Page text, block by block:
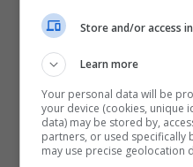
Store and/or access
Learn more
Your personal data will be
your device (cookies, unique
data) may be stored by,
partners, or used specifically
may use precise geolocation